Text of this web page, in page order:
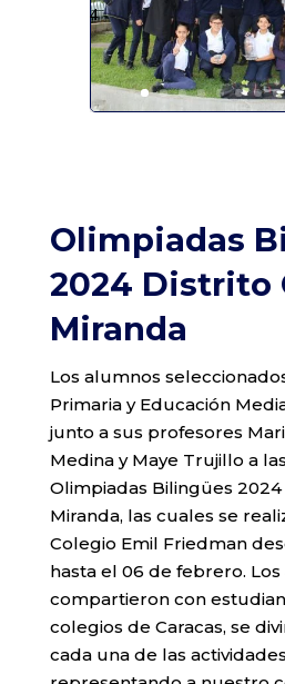
Olimpiadas
2024 Distrito
Miranda
Los alumnos
Primaria y Educación
junto a sus profesores
Medina y Maye Trujillo a
Olimpiadas Bilingües
Miranda, las cuales se
Colegio Emil Friedman
hasta el 06 de febrero.
compartieron con
colegios de Caracas, se
cada una de las